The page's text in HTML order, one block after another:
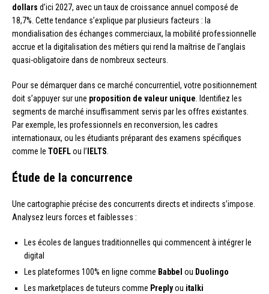
dollars d’ici 2027, avec un taux de croissance annuel composé de
18,7%. Cette tendance s’explique par plusieurs facteurs : la
mondialisation des échanges commerciaux, la mobilité professionnelle
accrue et la digitalisation des métiers qui rend la maîtrise de l’anglais
quasi-obligatoire dans de nombreux secteurs.
Pour se démarquer dans ce marché concurrentiel, votre positionnement
doit s’appuyer sur une proposition de valeur unique . Identifiez les
segments de marché insuffisamment servis par les offres existantes.
Par exemple, les professionnels en reconversion, les cadres
internationaux, ou les étudiants préparant des examens spécifiques
comme le TOEFLou l’ IELTS
Étude de la concurrence
Une cartographie précise des concurrents directs et indirects s’impose.
Analysez leurs forces et faiblesses :
Les écoles de langues traditionnelles qui commencent à intégrer le
digital
Les plateformes 100% en ligne comme Babbel ou Duolingo
Les marketplaces de tuteurs comme Preplyou italki